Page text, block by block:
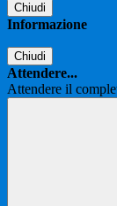
Chiudi
Informazione
Chiudi
Attendere...
Attendere il